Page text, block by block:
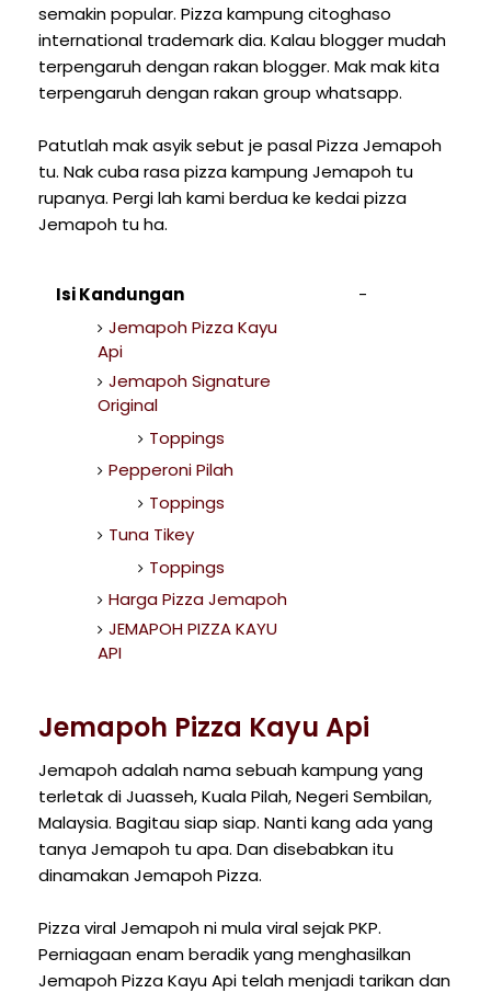
semakin popular. Pizza kampung citoghaso
international trademark dia. Kalau blogger mudah
terpengaruh dengan rakan blogger. Mak mak kita
terpengaruh dengan rakan group whatsapp.
Patutlah mak asyik sebut je pasal Pizza Jemapoh
tu. Nak cuba rasa pizza kampung Jemapoh tu
rupanya. Pergi lah kami berdua ke kedai pizza
Jemapoh tu ha.
Isi Kandungan
Jemapoh Pizza Kayu
Api
Jemapoh Signature
Original
Toppings
Pepperoni Pilah
Toppings
Tuna Tikey
Toppings
Harga Pizza Jemapoh
JEMAPOH PIZZA KAYU
API
Jemapoh Pizza Kayu Api
Jemapoh adalah nama sebuah kampung yang
terletak di Juasseh, Kuala Pilah, Negeri Sembilan,
Malaysia. Bagitau siap siap. Nanti kang ada yang
tanya Jemapoh tu apa. Dan disebabkan itu
dinamakan Jemapoh Pizza.
Pizza viral Jemapoh ni mula viral sejak PKP.
Perniagaan enam beradik yang menghasilkan
Jemapoh Pizza Kayu Api telah menjadi tarikan dan